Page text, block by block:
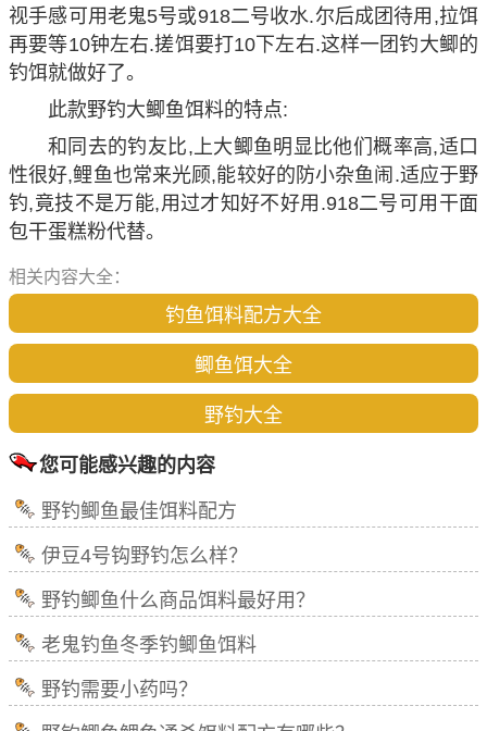
视手感可用老鬼5号或918二号收水.尔后成团待用,拉饵
再要等10钟左右.搓饵要打10下左右.这样一团钓大鲫的
钓饵就做好了。
此款野钓大鲫鱼饵料的特点:
和同去的钓友比,上大鲫鱼明显比他们概率高,适口
性很好,鲤鱼也常来光顾,能较好的防小杂鱼闹.适应于野
钓,竟技不是万能,用过才知好不好用.918二号可用干面
包干蛋糕粉代替。
相关内容大全：
钓鱼饵料配方大全
鲫鱼饵大全
野钓大全
您可能感兴趣的内容
野钓鲫鱼最佳饵料配方
伊豆4号钩野钓怎么样？
野钓鲫鱼什么商品饵料最好用？
老鬼钓鱼冬季钓鲫鱼饵料
野钓需要小药吗？